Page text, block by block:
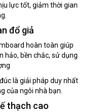
lực tốt, giảm thời gian
đổ giả
hoàn toàn giúp
hảo, bền chắc, sử dụng
là giải pháp duy nhất
của ngôi nhà bạn.
thạch cao